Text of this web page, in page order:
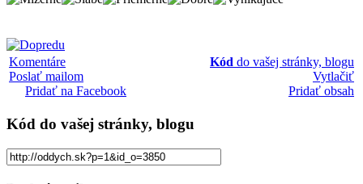
Komentáre
Poslať mailom
Pridať na Facebook
Kód do vašej stránky, blogu
Vytlačiť
Pridať obsah
Kód do vašej stránky, blogu